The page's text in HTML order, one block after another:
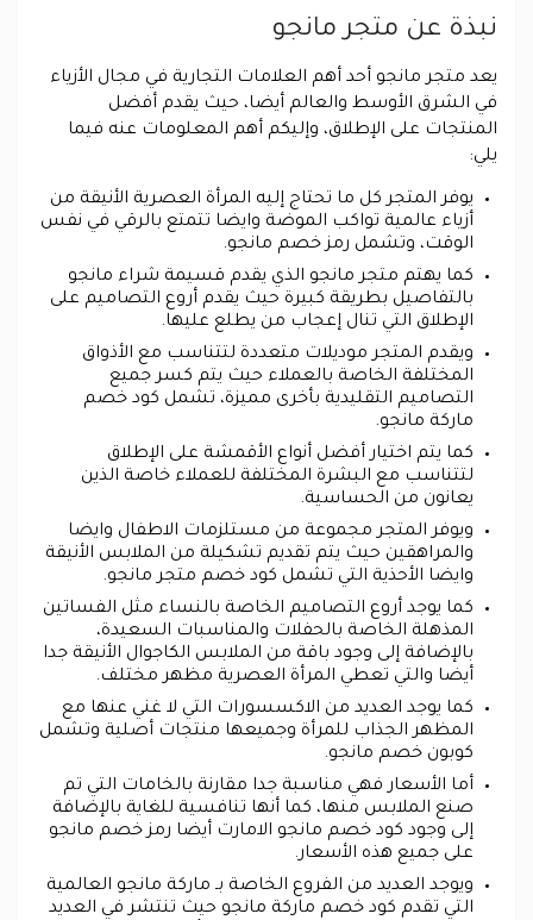
نبذة عن متجر مانجو
يعد متجر مانجو أحد أهم العلامات التجارية في مجال الأزياء
في الشرق الأوسط والعالم أيضا، حيث يقدم أفضل
المنتجات على الإطلاق، وإليكم أهم المعلومات عنه فيما
يلي:
يوفر المتجر كل ما تحتاج إليه المرأة العصرية الأنيقة من
أزياء عالمية تواكب الموضة وايضا تتمتع بالرقي في نفس
الوقت، وتشمل رمز خصم مانجو.
كما يهتم متجر مانجو الذي يقدم قسيمة شراء مانجو
بالتفاصيل بطريقة كبيرة حيث يقدم أروع التصاميم على
الإطلاق التي تنال إعجاب من يطلع عليها.
ويقدم المتجر موديلات متعددة لتتناسب مع الأذواق
المختلفة الخاصة بالعملاء حيث يتم كسر جميع
التصاميم التقليدية بأخرى مميزة، تشمل كود خصم
ماركة مانجو.
كما يتم اختيار أفضل أنواع الأقمشة على الإطلاق
لتتناسب مع البشرة المختلفة للعملاء خاصة الذين
يعانون من الحساسية.
ويوفر المتجر مجموعة من مستلزمات الاطفال وايضا
والمراهقين حيث يتم تقديم تشكيلة من الملابس الأنيقة
وايضا الأحذية التي تشمل كود خصم متجر مانجو.
كما يوجد أروع التصاميم الخاصة بالنساء مثل الفساتين
المذهلة الخاصة بالحفلات والمناسبات السعيدة،
بالإضافة إلى وجود باقة من الملابس الكاجوال الأنيقة جدا
أيضا والتي تعطي المرأة العصرية مظهر مختلف.
كما يوجد العديد من الاكسسورات التي لا غني عنها مع
المظهر الجذاب للمرأة وجميعها منتجات أصلية وتشمل
كوبون خصم مانجو.
أما الأسعار فهي مناسبة جدا مقارنة بالخامات التي تم
صنع الملابس منها، كما أنها تنافسية للغاية بالإضافة
إلى وجود كود خصم مانجو الامارت أيضا رمز خصم مانجو
على جميع هذه الأسعار.
ويوجد العديد من الفروع الخاصة بـ ماركة مانجو العالمية
التي تقدم كود خصم ماركة مانجو حيث تنتشر في العديد